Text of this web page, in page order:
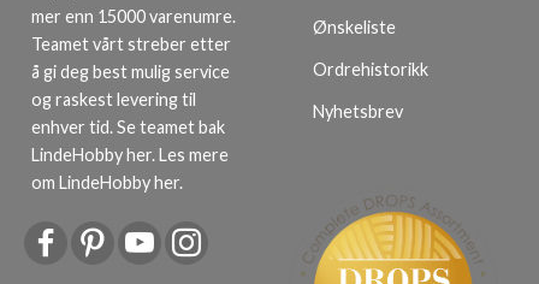
mer enn 15000 varenumre.
Teamet vårt streber etter
å gi deg best mulig service
og raskest levering til
enhver tid. Se teamet bak
LindeHobby her.Les mere
om LindeHobby her.
Ønskeliste
Ordrehistorikk
Nyhetsbrev